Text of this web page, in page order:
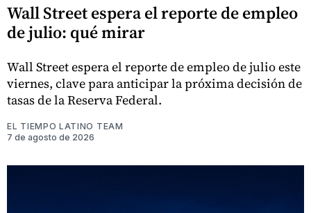
Wall Street espera el reporte de empleo
de julio: qué mirar
Wall Street espera el reporte de empleo de julio este
viernes, clave para anticipar la próxima decisión de
tasas de la Reserva Federal.
EL TIEMPO LATINO TEAM
7 de agosto de 2026